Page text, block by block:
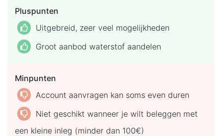
Pluspunten
Uitgebreid, zeer veel mogelijkheden
Groot aanbod waterstof aandelen
Minpunten
Account aanvragen kan soms even duren
Niet geschikt wanneer je wilt beleggen met
een kleine inleg (minder dan 100€)